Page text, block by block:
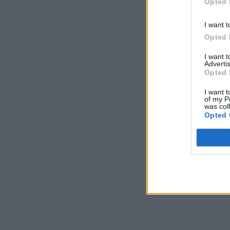
I want
Opted
I want
Opted
I want
of my
was
Opted